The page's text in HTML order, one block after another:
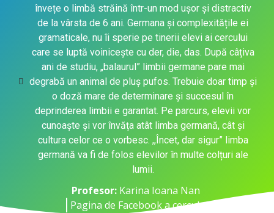
învețe o limbă străină într-un mod ușor și distractiv
de la vârsta de 6 ani. Germana și complexitățile ei
gramaticale, nu îi sperie pe tinerii elevi ai cercului
care se luptă voinicește cu der, die, das. După câțiva
ani de studiu, „balaurul” limbii germane pare mai
degrabă un animal de pluș pufos. Trebuie doar timp și
o doză mare de determinare și succesul în
deprinderea limbii e garantat. Pe parcurs, elevii vor
cunoaște și vor învăța atât limba germană, cât și
cultura celor ce o vorbesc. ,,Încet, dar sigur” limba
germană va fi de folos elevilor în multe colțuri ale
lumii.
Profesor: Karina Ioana Nan
Pagina de Facebook a cercului